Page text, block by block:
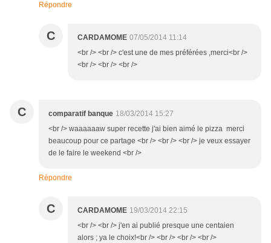
Répondre
C CARDAMOME 07/05/2014 11:14
<br /> <br /> c'est une de mes préférées ,merci<br />
<br /> <br /> <br />
C comparatif banque 18/03/2014 15:27
<br /> waaaaaaw super recette j'ai bien aimé le pizza merci
beaucoup pour ce partage <br /> <br /> <br /> je veux essayer
de le faire le weekend <br />
Répondre
C CARDAMOME 19/03/2014 22:15
<br /> <br /> j'en ai publié presque une centaien
alors ; ya le choix!<br /> <br /> <br /> <br />